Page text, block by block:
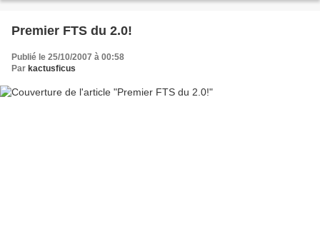
Premier FTS du 2.0!
Publié le 25/10/2007 à 00:58
Par kactusficus